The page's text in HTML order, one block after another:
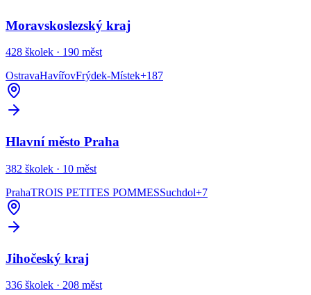
Moravskoslezský kraj
428 školek · 190 měst
OstravaHavířovFrýdek-Místek+187
Hlavní město Praha
382 školek · 10 měst
PrahaTROIS PETITES POMMESSuchdol+7
Jihočeský kraj
336 školek · 208 měst